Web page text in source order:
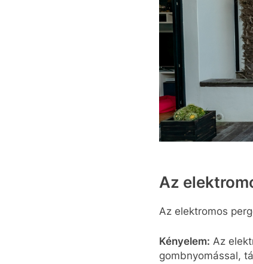
Az
Az elektromos
Kényelem: Az
gombnyomással,